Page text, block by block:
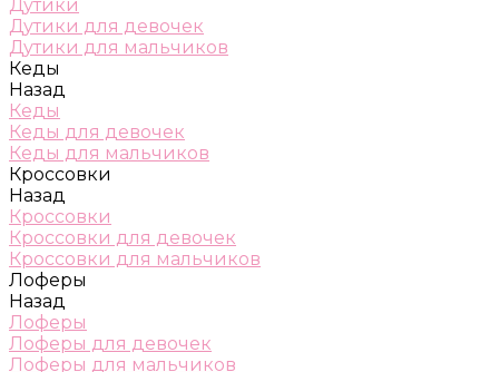
Дутики
Дутики для девочек
Дутики для мальчиков
Кеды
Назад
Кеды
Кеды для девочек
Кеды для мальчиков
Кроссовки
Назад
Кроссовки
Кроссовки для девочек
Кроссовки для мальчиков
Лоферы
Назад
Лоферы
Лоферы для девочек
Лоферы для мальчиков